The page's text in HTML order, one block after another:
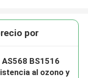
por
AS568 BS1516
al ozono y